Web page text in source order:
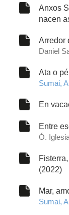
fototeca
outros
Anxos
nacen
Arredor
Daniel
Ata o
Sumai,
En
Entre
Ó.
(2022)
Mar,
Sumai,